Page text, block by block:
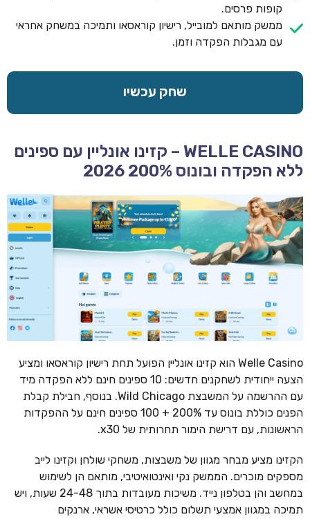
קופות פרסים.
ממשק מותאם למובייל, רישיון קוראסאו ותמיכה במשחק אחראי
עם מגבלות הפקדה וזמן.
שחק עכשיו
WELLE CASINO – קזינו אונליין עם ספינים
ללא הפקדה ובונוס 200% 2026
Welle Casino הוא קזינו אונליין הפועל תחת רישיון קוראסאו ומציע
הצעה ייחודית לשחקנים חדשים: 10 ספינים חינם ללא הפקדה מיד
עם ההרשמה על המשבצת Wild Chicago. בנוסף, חבילת קבלת
הפנים כוללת בונוס עד 200% + 100 ספינים חינם על ההפקדות
הראשונות, עם דרישת הימור תחרותית של x30.
הקזינו מציע מבחר מגוון של משבצות, משחקי שולחן וקזינו לייב
מספקים מוכרים. הממשק נקי ואינטואיטיבי, מותאם הן לשימוש
במחשב והן בטלפון נייד. משיכות מעובדות בתוך 24-48 שעות, ויש
תמיכה במגוון אמצעי תשלום כולל כרטיסי אשראי, ארנקים